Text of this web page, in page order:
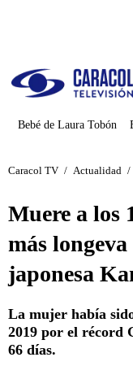
Bebé de Laura Tobón
Caracol TV / Actualidad /
Muere a los
más
japonesa
La mujer había
2019 por el récord
66 días.